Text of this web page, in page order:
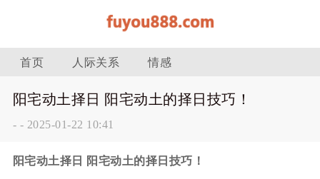
首页 人际关系 情感
阳宅动土择日 阳宅动土的择日技巧！
- - 2025-01-22 10:41
阳宅动土择日 阳宅动土的择日技巧！